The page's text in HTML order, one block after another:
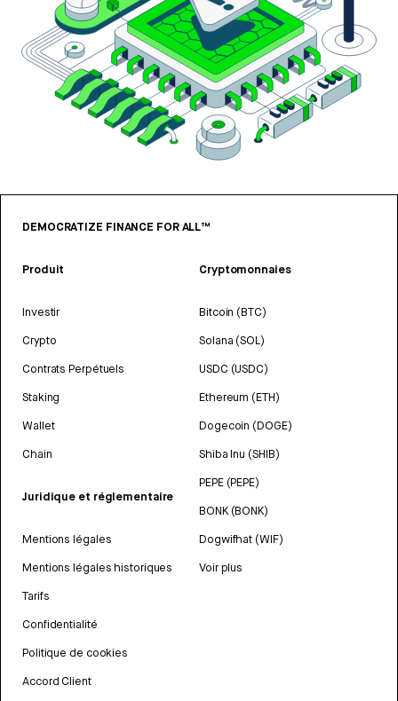
DEMOCRATIZE FINANCE FOR ALL™
Produit
Investir
Crypto
Contrats Perpétuels
Staking
Wallet
Chain
Juridique et réglementaire
Mentions légales
Mentions légales historiques
Tarifs
Confidentialité
Politique de cookies
Accord Client
Cryptomonnaies
Bitcoin (BTC)
Solana (SOL)
USDC (USDC)
Ethereum (ETH)
Dogecoin (DOGE)
Shiba Inu (SHIB)
PEPE (PEPE)
BONK (BONK)
Dogwifhat (WIF)
Voir plus